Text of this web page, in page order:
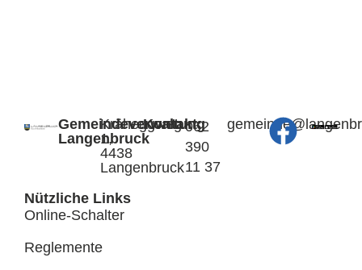
Gemeindeverwaltung
Langenbruck
Kräheggweg
1,
4438
Langenbruck
Kontakt:
062
390
11 37
@edniemeg
Nützliche Links
Online-Schalter
Reglemente